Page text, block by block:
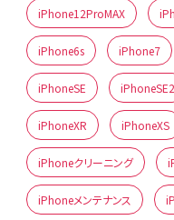
iPhone12ProMAX
iPhone6s iPhone7
iPhoneSE iPhoneSE2
iPhoneXR iPhoneXS
iPhoneクリーニング
iPhoneメンテナンス